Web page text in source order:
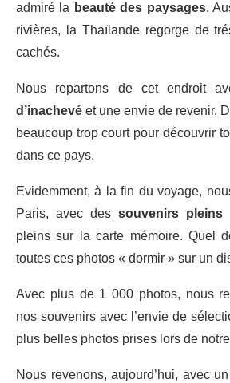
admiré la beauté des paysages.
rivières, la Thaïlande regorge de
cachés.
Nous repartons de cet endroit
d’inachevé et une envie de revenir.
beaucoup trop court pour découvrir
dans ce pays.
Evidemment, à la fin du voyage,
Paris, avec des souvenirs pleins
pleins sur la carte mémoire. Quel
toutes ces photos « dormir » sur un
Avec plus de 1 000 photos, nous
nos souvenirs avec l’envie de
plus belles photos prises lors de
Nous revenons, aujourd’hui, avec